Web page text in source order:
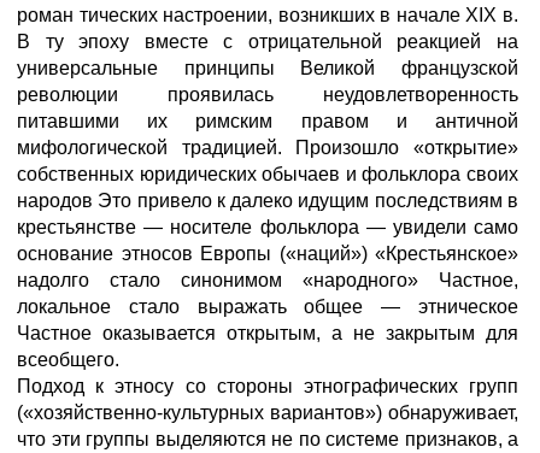
роман тических настроении, возникших в начале XIX в.
В ту эпоху вместе с отрицательной реакцией на
универсальные принципы Великой французской
революции проявилась неудовлетворенность
питавшими их римским правом и античной
мифологической традицией. Произошло «открытие»
собственных юридических обычаев и фольклора своих
народов Это привело к далеко идущим последствиям в
крестьянстве — носителе фольклора — увидели само
основание этносов Европы («наций») «Крестьянское»
надолго стало синонимом «народного» Частное,
локальное стало выражать общее — этническое
Частное оказывается открытым, а не закрытым для
всеобщего.
Подход к этносу со стороны этнографических групп
(«хозяйственно-культурных вариантов») обнаруживает,
что эти группы выделяются не по системе признаков, а